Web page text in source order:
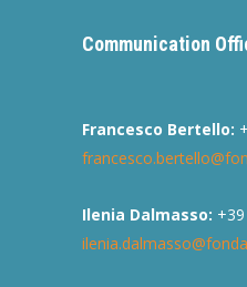
Communication
Francesco Bertello:
Ilenia Dalmasso: